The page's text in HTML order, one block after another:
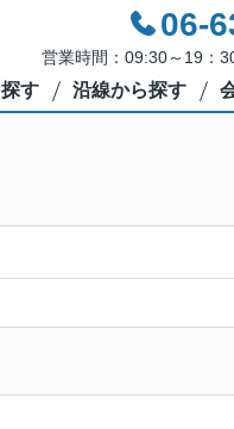
06-
営業時間：09:30～19：
す 沿線から探す